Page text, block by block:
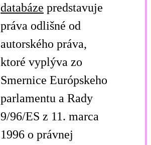
databáze predstavuje
práva odlišné od
autorského práva,
ktoré vyplýva zo
Smernice Európskeho
parlamentu a Rady
9/96/ES z 11. marca
1996 o právnej